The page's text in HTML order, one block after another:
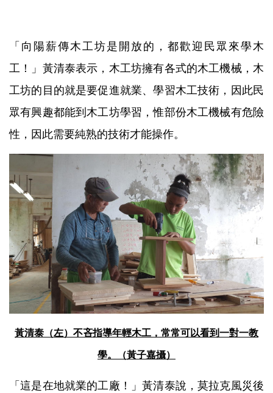
「向陽薪傳木工坊是開放的，都歡迎民眾來學木
工！」黃清泰表示，木工坊擁有各式的木工機械，木
工坊的目的就是要促進就業、學習木工技術，因此民
眾有興趣都能到木工坊學習，惟部份木工機械有危險
性，因此需要純熟的技術才能操作。
黃清泰（左）不吝指導年輕木工，常常可以看到一對一教
學。（黃子嘉攝）
「這是在地就業的工廠！」黃清泰說，莫拉克風災後